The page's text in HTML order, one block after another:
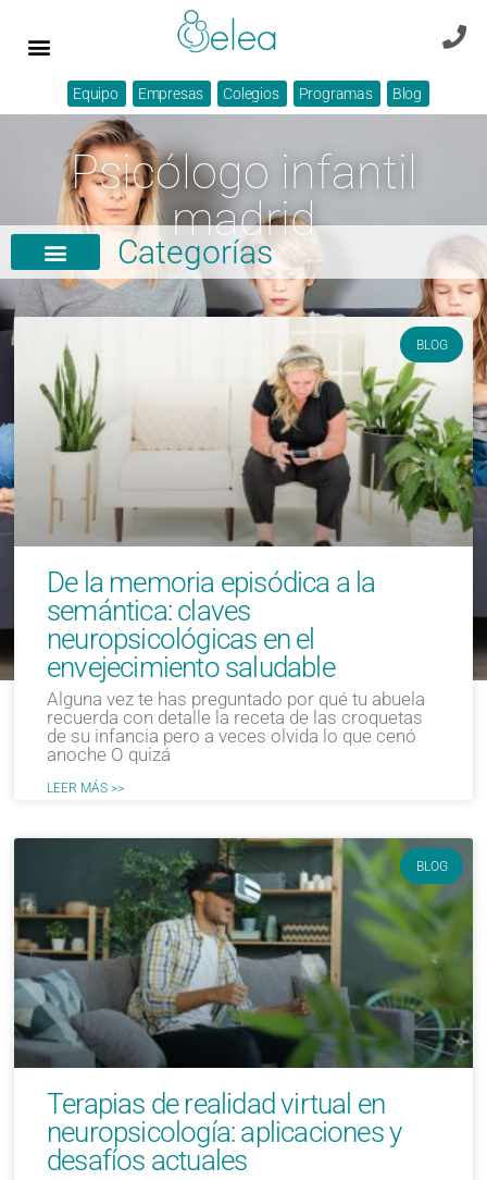
Equipo Empresas Colegios Programas Blog
Psicólogo infantil
madrid
Categorías
BLOG
De la memoria episódica a la
semántica: claves
neuropsicológicas en el
envejecimiento saludable
Alguna vez te has preguntado por qué tu abuela
recuerda con detalle la receta de las croquetas
de su infancia pero a veces olvida lo que cenó
anoche O quizá
LEER MÁS >>
BLOG
Terapias de realidad virtual en
neuropsicología: aplicaciones y
desafíos actuales